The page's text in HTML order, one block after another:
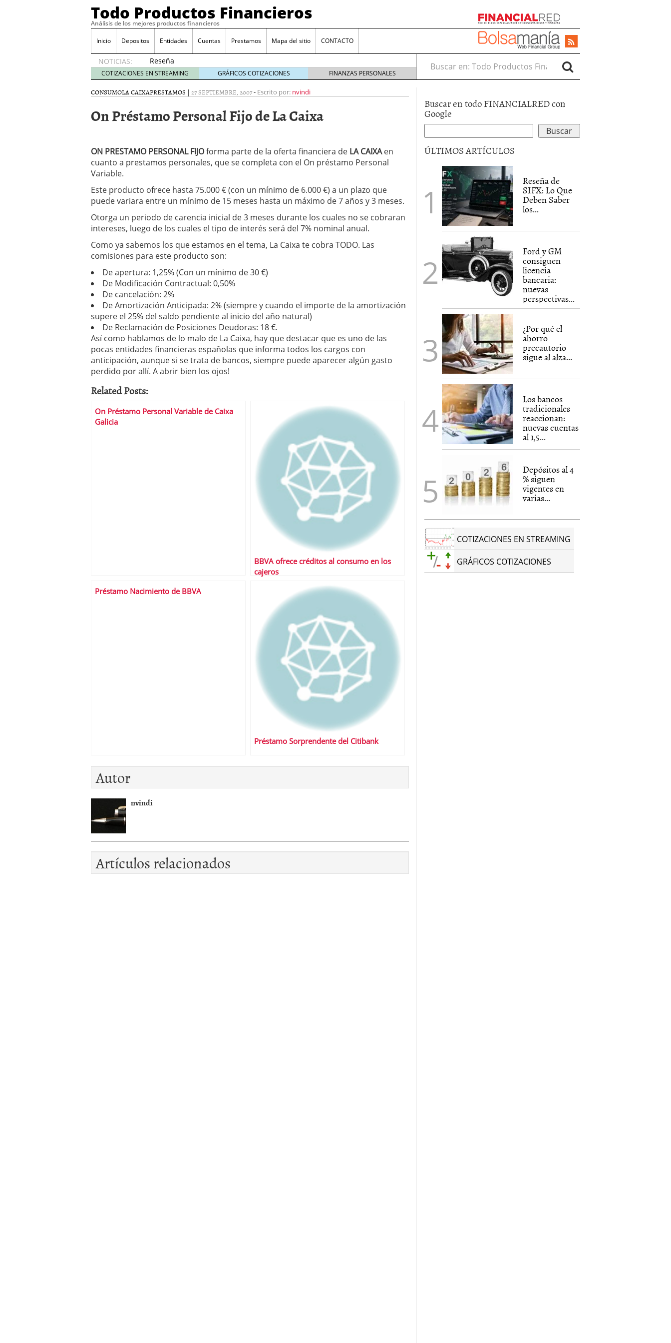
Todo Productos Financieros
Análisis de los mejores productos financieros
Inicio Depositos Entidades Cuentas Prestamos Mapa del sitio CONTACTO
NOTICIAS:
Reseña
de SIFX:
Lo Que
Deben
Traders
Operar
29/06/2026
Ford y GM consiguen licencia bancaria: nuevas perspectivas para productos
¿Por qué el ahorro precautorio sigue al alza entre los hogares? 21/01/2026
Los bancos tradicionales reaccionan: nuevas cuentas al 1,5 % tras la
Depósitos al 4 % siguen vigentes en varias entidades: ¿qué plazos y
condiciones pedir? 09/01/2026
COTIZACIONES EN STREAMING GRÁFICOS COTIZACIONES FINANZAS PERSONALES
Buscar en:
CONSUMOLA CAIXAPRESTAMOS | 27 SEPTIEMBRE, 2007- Escrito por: nvindi
On Préstamo Personal Fijo de La Caixa
ON PRESTAMO PERSONAL FIJOforma parte de la oferta financiera de LA CAIXAen
cuanto a prestamos personales, que se completa con el On préstamo Personal
Variable.
Este producto ofrece hasta 75.000 € (con un mínimo de 6.000 €) a un plazo que
puede variara entre un mínimo de 15 meses hasta un máximo de 7 años y 3 meses.
Otorga un periodo de carencia inicial de 3 meses durante los cuales no se cobraran
intereses, luego de los cuales el tipo de interés será del 7% nominal anual.
Como ya sabemos los que estamos en el tema, La Caixa te cobra TODO. Las
comisiones para este producto son:
De apertura: 1,25% (Con un mínimo de 30 €)
De Modificación Contractual: 0,50%
De cancelación: 2%
De Amortización Anticipada: 2% (siempre y cuando el importe de la amortización
supere el 25% del saldo pendiente al inicio del año natural)
De Reclamación de Posiciones Deudoras: 18 €.
Así como hablamos de lo malo de La Caixa, hay que destacar que es uno de las
pocas entidades financieras españolas que informa todos los cargos con
anticipación, aunque si se trata de bancos, siempre puede aparecer algún gasto
perdido por allí. A abrir bien los ojos!
Related Posts:
On Préstamo Personal Variable de Caixa
Galicia
BBVA ofrece créditos al consumo en los
cajeros
Préstamo Nacimiento de BBVA
Préstamo Sorprendente del Citibank
Autor
nvindi
Artículos relacionados
Buscar en todo FINANCIALRED con
Google
ÚLTIMOS ARTÍCULOS
Reseña de
SIFX: Lo Que
Deben Saber
los...
Ford y GM
consiguen
licencia
bancaria:
nuevas
perspectivas...
¿Por qué el
ahorro
precautorio
sigue al alza...
Los bancos
tradicionales
reaccionan:
nuevas cuentas
al 1,5...
Depósitos al 4
% siguen
vigentes en
varias...
COTIZACIONES EN STREAMING
GRÁFICOS COTIZACIONES